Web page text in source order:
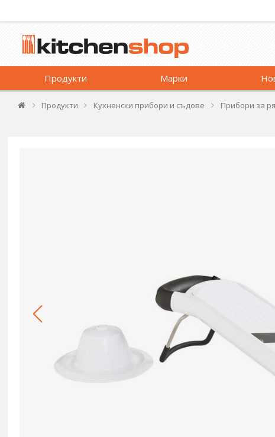
Продукти Марки
Продукти Кухненски прибори и съдове Прибори за